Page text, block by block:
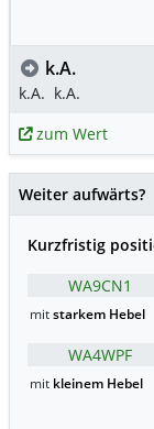
k.A.
k.A. k.A.
zum Wert
Weiter aufwärts?
Kurzfristig
WA9CN1
mitstarkem Hebel
WA4WPF
mit kleinem Hebel